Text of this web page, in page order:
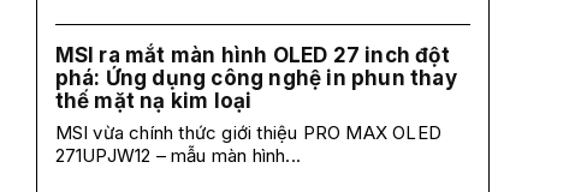
MSI ra mắt màn hình OLED 27 inch đột
phá: Ứng dụng công nghệ in phun thay
thế mặt nạ kim loại
MSI vừa chính thức giới thiệu PRO MAX OLED
271UPJW12 – mẫu màn hình...